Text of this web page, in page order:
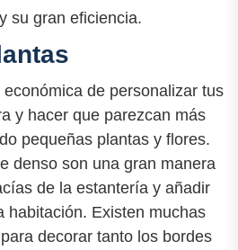
su gran eficiencia.
de personalizar tus
y hacer que parezcan más
pequeñas plantas y flores.
denso son una gran manera
de la estantería y añadir
habitación. Existen muchas
decorar tanto los bordes